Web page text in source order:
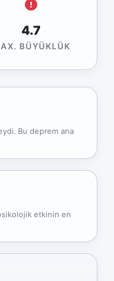
4.7
BÜYÜKLÜK
Bu deprem ana
etkinin en